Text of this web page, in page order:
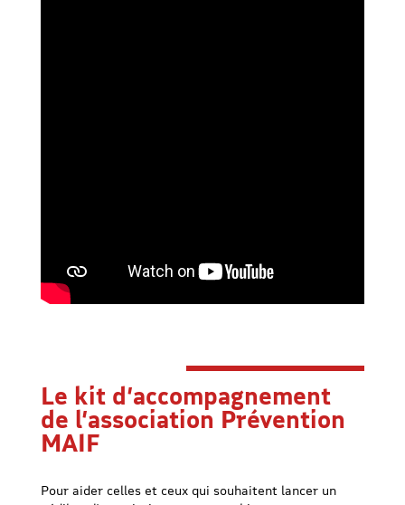
Le kit d’accompagnement
de l’association Prévention
MAIF
Pour aider celles et ceux qui souhaitent lancer un